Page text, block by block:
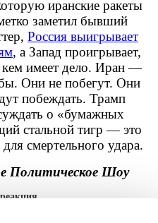
иранские ракеты
заметил бывший
Россия выигрывает
, а Запад проигрывает,
кем имеет дело. Иран —
Они не побегут. Они
побеждать. Трамп
о «бумажных
стальной тигр — это
смертельного удара.
Политическое Шоу